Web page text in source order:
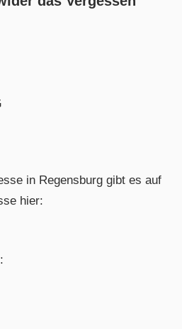
in Regensburg gibt es auf
hier: